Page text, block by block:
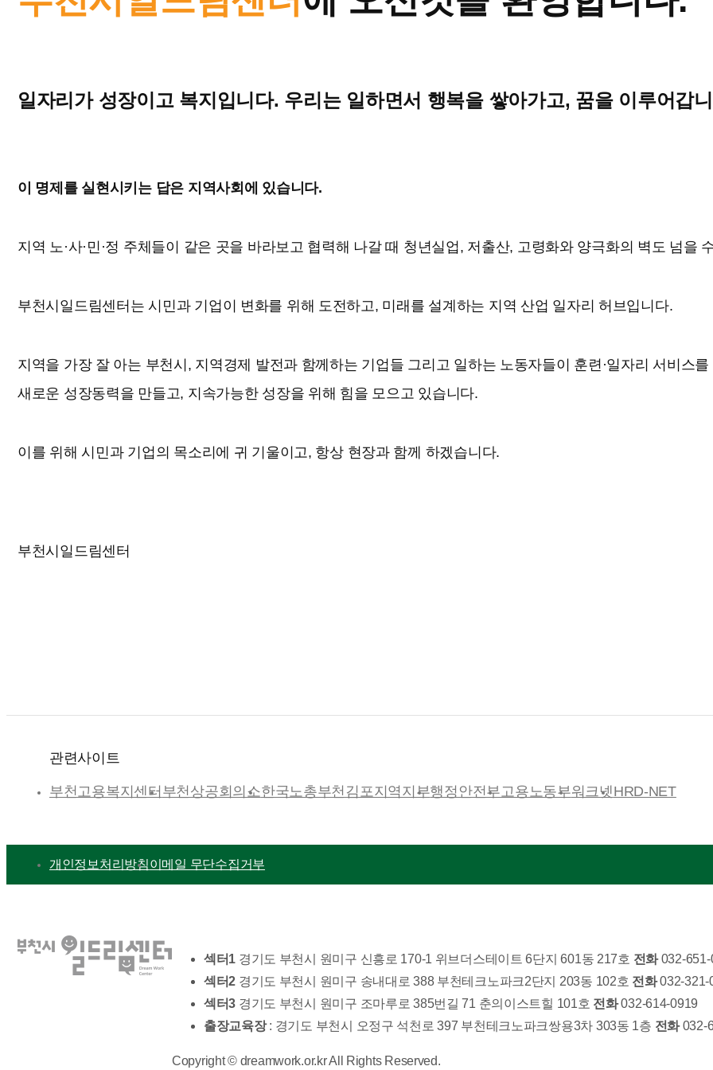
일자리가 성장이고 복지입니다. 우리는 일하면서 행복을 쌓아가고, 꿈을 이루어갑
이 명제를 실현시키는 답은 지역사회에 있습니다.
지역 노·사·민·정 주체들이 같은 곳을 바라보고 협력해 나갈 때 청년실업, 저출산, 고령화와 양극화의 벽도 넘을
부천시일드림센터는 시민과 기업이 변화를 위해 도전하고, 미래를 설계하는 지역 산업 일자리 허브입니다.
지역을 가장 잘 아는 부천시, 지역경제 발전과 함께하는 기업들 그리고 일하는 노동자들이 훈련·일자리 서비스를
새로운 성장동력을 만들고, 지속가능한 성장을 위해 힘을 모으고 있습니다.
이를 위해 시민과 기업의 목소리에 귀 기울이고, 항상 현장과 함께 하겠습니다.
부천시일드림센터
관련사이트
부천고용복지센터 부천상공회의소한국노총부천김포지역지부행정안전부 고용노동부워크넷HRD-NET
개인정보처리방침이메일 무단수집거부
섹터1 경기도 부천시 원미구 신흥로 170-1 위브더스테이트 6단지 601동 217호 전화032-651-
섹터2 경기도 부천시 원미구 송내대로 388 부천테크노파크2단지 203동 102호 전화032-321-
섹터3 경기도 부천시 원미구 조마루로 385번길 71 춘의이스트힐 101호 전화032-614-0919
출장교육장: 경기도 부천시 오정구 석천로 397 부천테크노파크쌍용3차 303동 1층 전화032-
Copyright © dreamwork.or.kr All Rights Reserved.